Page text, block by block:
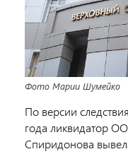
Фото Марии Шумейко
По версии
года ликвидатор
Спиридонова